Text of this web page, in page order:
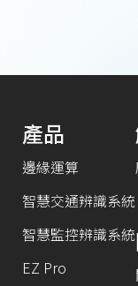
產品
邊緣運算
智慧交通辨識系統
智慧監控辨識系統
EZ Pro